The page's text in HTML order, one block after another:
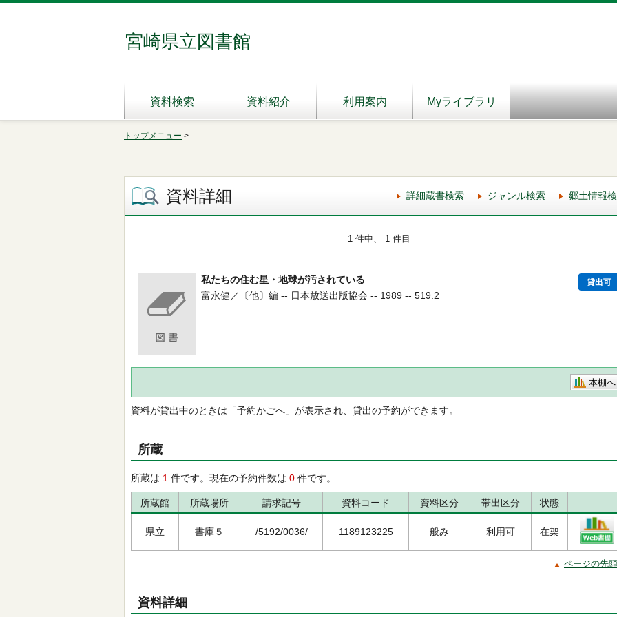
宮崎県立図書館
資料検索 資料紹介 利用案内 Myライブラリ
トップメニュー >
資料詳細 詳細蔵書検索 ジャンル検索 郷土情報
1 件中、 1 件目
私たちの住む星・地球が汚されている 貸出可
富永健／〔他〕編 -- 日本放送出版協会 -- 1989 -- 519.2
本棚へ
資料が貸出中のときは「予約かごへ」が表示され、貸出の予約ができます。
所蔵
所蔵は 1 件です。現在の予約件数は 0 件です。
所蔵館 所蔵場所 請求記号 資料コード 資料区分 帯出区分 状態
県立 書庫５ /5192/0036/ 1189123225 般み 利用可 在架
ページの先
資料詳細